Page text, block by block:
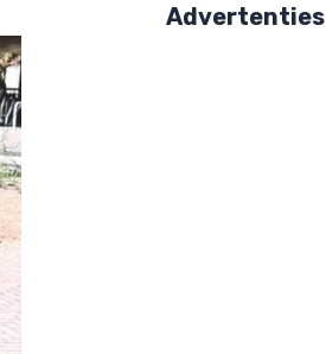
Advertenties